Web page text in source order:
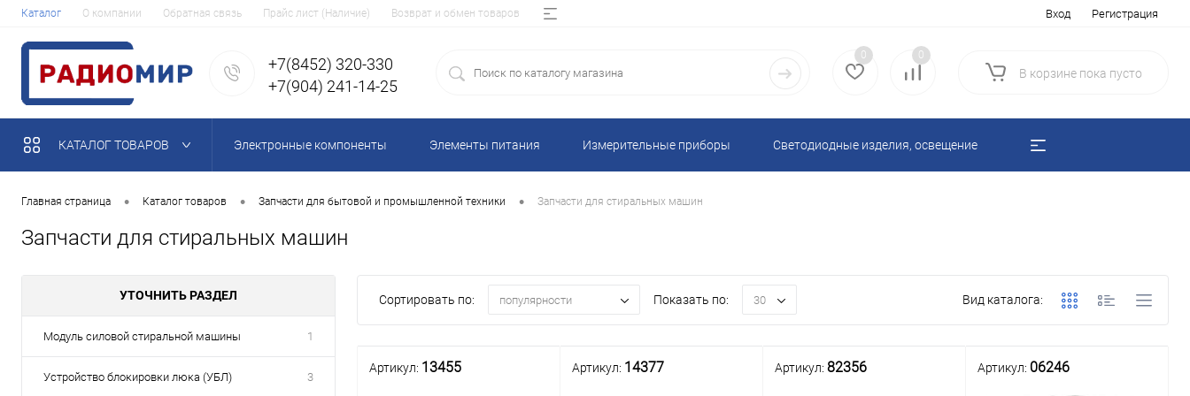
Каталог О компании Обратная связь Прайс лист (Наличие) Возврат и обмен товаров Вход Регистрация
+7(8452) 320-330
+7(904) 241-14-25
0 0
В корзине пока пусто
КАТАЛОГ ТОВАРОВ Электронные компоненты Элементы питания Измерительные приборы Светодиодные изделия, освещение
Главная страница • Каталог товаров • Запчасти для бытовой и промышленной техники • Запчасти для стиральных машин
Запчасти для стиральных машин
УТОЧНИТЬ РАЗДЕЛ
Модуль силовой стиральной машины 1
Устройство блокировки люка (УБЛ) 3
Сортировать по: популярности Показать по: 30 Вид каталога:
Артикул: 13455 Артикул: 14377 Артикул: 82356 Артикул: 06246